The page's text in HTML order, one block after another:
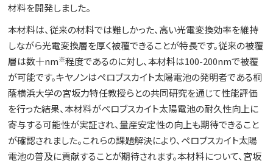
材料を開発しました。
本材料は、従来の材料では難しかった、高い光電変換効率を維持
しながら光電変換層を厚く被覆できることが特長です。従来の被覆
層は数十nm※程度であるのに対し、本材料は100-200nmで被覆
が可能です。キヤノンはペロブスカイト太陽電池の発明者である桐
蔭横浜大学の宮坂力特任教授らとの共同研究を通じて性能評価
を行った結果、本材料がペロブスカイト太陽電池の耐久性向上に
寄与する可能性が実証され、量産安定性の向上も期待できること
が確認されました。これらの課題解決により、ペロブスカイト太陽
電池の普及に貢献することが期待されます。本材料について、宮坂